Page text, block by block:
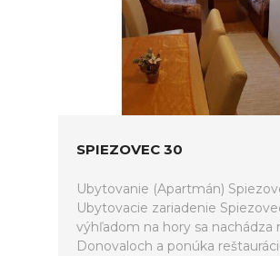
SPIEZOVEC 30
Ubytovanie (Apartmán)
Ubytovacie zariadenie
výhľadom na hory sa nachádza
Donovaloch a ponúka